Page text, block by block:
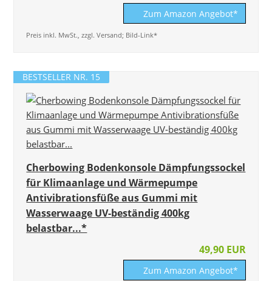
Zum Amazon Angebot*
Preis inkl. MwSt., zzgl. Versand; Bild-Link*
BESTSELLER NR. 15
Cherbowing Bodenkonsole Dämpfungssockel
für Klimaanlage und Wärmepumpe
Antivibrationsfüße aus Gummi mit
Wasserwaage UV-beständig 400kg
belastbar...*
49,90 EUR
Zum Amazon Angebot*